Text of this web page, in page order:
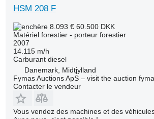
HSM 208 F
8.093 € 60.500 DKK
Matériel forestier - porteur forestier
2007
14.115 m/h
Carburant diesel
Danemark, Midtjylland
Fymas Auctions ApS – visit the auction
Contacter le vendeur
Vous vendez des machines et des